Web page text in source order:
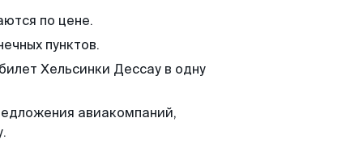
по цене.
пунктов.
Хельсинки Дессау в одну
авиакомпаний,